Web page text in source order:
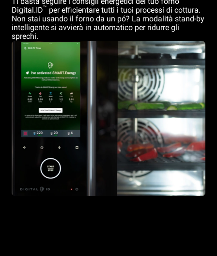
Digital.ID™ per efficientare tutti i tuoi processi di cottura.
Non stai usando il forno da un pó? La modalità stand-by
intelligente si avvierà in automatico per ridurre gli
sprechi.